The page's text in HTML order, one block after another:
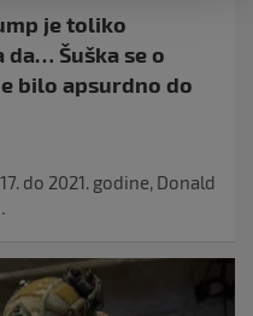
je toliko
da… Šuška se o
bilo apsurdno do
do 2021. godine, Donald